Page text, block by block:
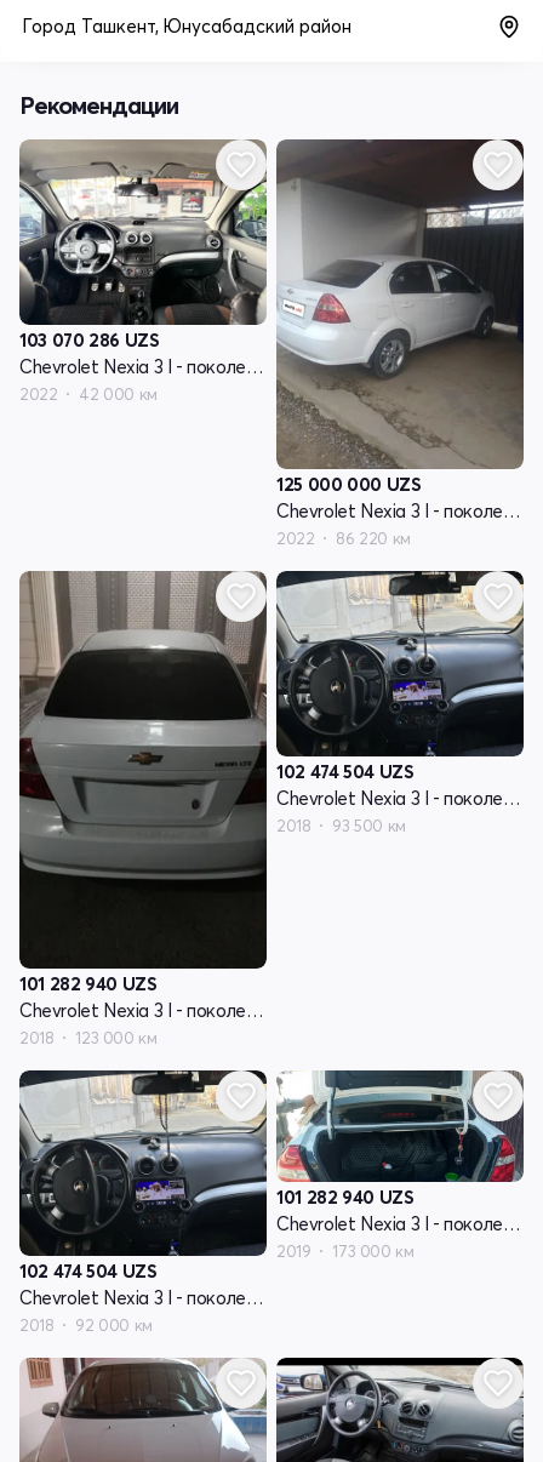
Город Ташкент, Юнусабадский район
Рекомендации
103 070 286 UZS
Chevrolet Nexia 3 I - поколение
2022 42 000 км
125 000 000 UZS
Chevrolet Nexia 3 I - поколение
2022 86 220 км
101 282 940 UZS
Chevrolet Nexia 3 I - поколение
2018 123 000 км
102 474 504 UZS
Chevrolet Nexia 3 I - поколение
2018 93 500 км
102 474 504 UZS
Chevrolet Nexia 3 I - поколение
2018 92 000 км
101 282 940 UZS
Chevrolet Nexia 3 I - поколение
2019 173 000 км